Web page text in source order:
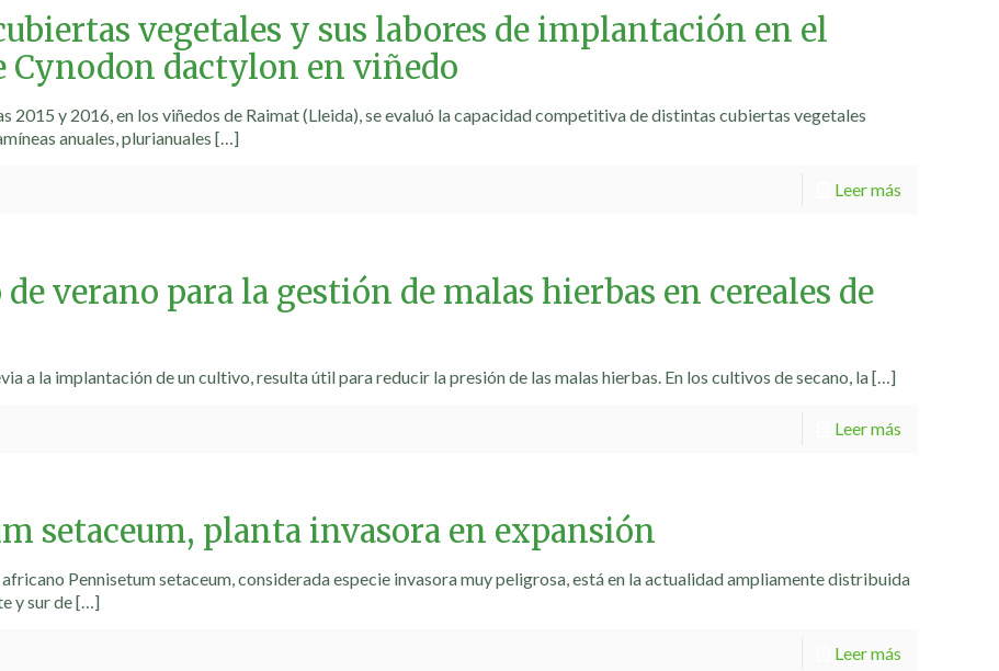
vegetales y sus labores de implantación en el
Cynodon dactylon en viñedo
2015 y 2016, en los viñedos de Raimat (Lleida), se evaluó la capacidad competitiva de distintas cubiertas vegetales
anuales, plurianuales […]
Leer más
verano para la gestión de malas hierbas en cereales de
a la implantación de un cultivo, resulta útil para reducir la presión de las malas hierbas. En los cultivos de secano, la[…]
Leer más
setaceum, planta invasora en expansión
Pennisetum setaceum, considerada especie invasora muy peligrosa, está en la actualidad ampliamente distribuida
y sur de[…]
Leer más